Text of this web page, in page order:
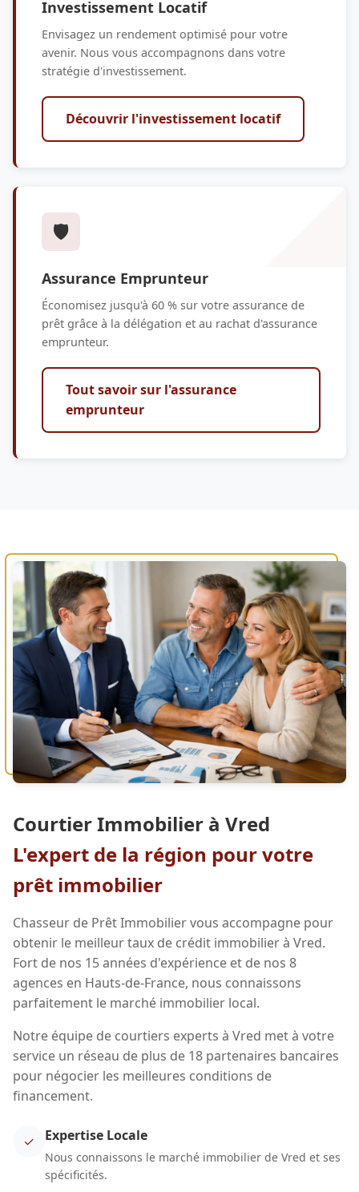
Investissement Locatif
Envisagez un rendement optimisé pour votre
avenir. Nous vous accompagnons dans votre
stratégie d'investissement.
Découvrir l'investissement locatif
🛡️
Assurance Emprunteur
Économisez jusqu'à 60 % sur votre assurance de
prêt grâce à la délégation et au rachat d'assurance
emprunteur.
Tout savoir sur l'assurance
emprunteur
Courtier Immobilier à Vred
L'expert de la région pour votre
prêt immobilier
Chasseur de Prêt Immobilier vous accompagne pour
obtenir le meilleur taux de crédit immobilier à Vred.
Fort de nos 15 années d'expérience et de nos 8
agences en Hauts-de-France, nous connaissons
parfaitement le marché immobilier local.
Notre équipe de courtiers experts à Vred met à votre
service un réseau de plus de 18 partenaires bancaires
pour négocier les meilleures conditions de
financement.
✓ Expertise Locale
Nous connaissons le marché immobilier de Vred et ses
spécificités.